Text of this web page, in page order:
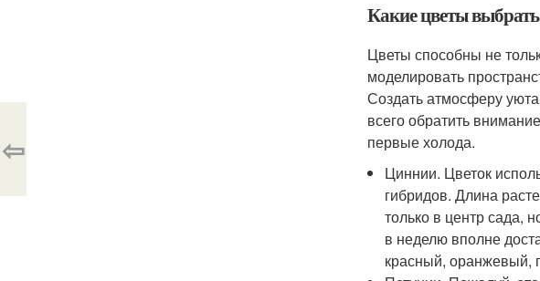
Какие цветы выбрать
Цветы способны не
моделировать
Создать атмосферу
всего обратить
первые холода.
Циннии. Цветок
гибридов. Длина
только в центр сада,
в неделю вполне
красный, оранжевый,
⇦